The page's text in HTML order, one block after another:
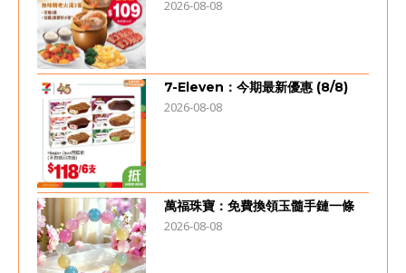
2026-08-08
7-Eleven：今期最新優惠 (8/8)
2026-08-08
萬福珠寶：免費換領玉髓手鏈一條
2026-08-08